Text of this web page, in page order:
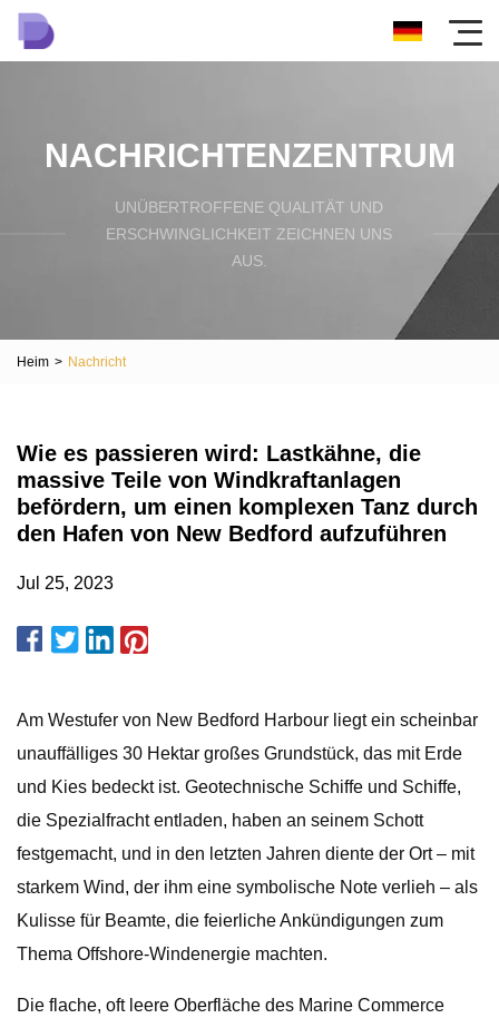
NACHRICHTENZENTRUM
UNÜBERTROFFENE QUALITÄT UND
ERSCHWINGLICHKEIT ZEICHNEN UNS
AUS.
Heim > Nachricht
Wie es passieren wird: Lastkähne, die
massive Teile von Windkraftanlagen
befördern, um einen komplexen Tanz durch
den Hafen von New Bedford aufzuführen
Jul 25, 2023
Am Westufer von New Bedford Harbour liegt ein scheinbar
unauffälliges 30 Hektar großes Grundstück, das mit Erde
und Kies bedeckt ist. Geotechnische Schiffe und Schiffe,
die Spezialfracht entladen, haben an seinem Schott
festgemacht, und in den letzten Jahren diente der Ort – mit
starkem Wind, der ihm eine symbolische Note verlieh – als
Kulisse für Beamte, die feierliche Ankündigungen zum
Thema Offshore-Windenergie machten.
Die flache, oft leere Oberfläche des Marine Commerce